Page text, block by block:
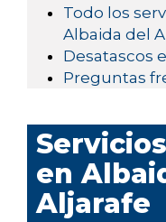
Todo los
Albaida del
Desatascos
Preguntas
en
Aljarafe